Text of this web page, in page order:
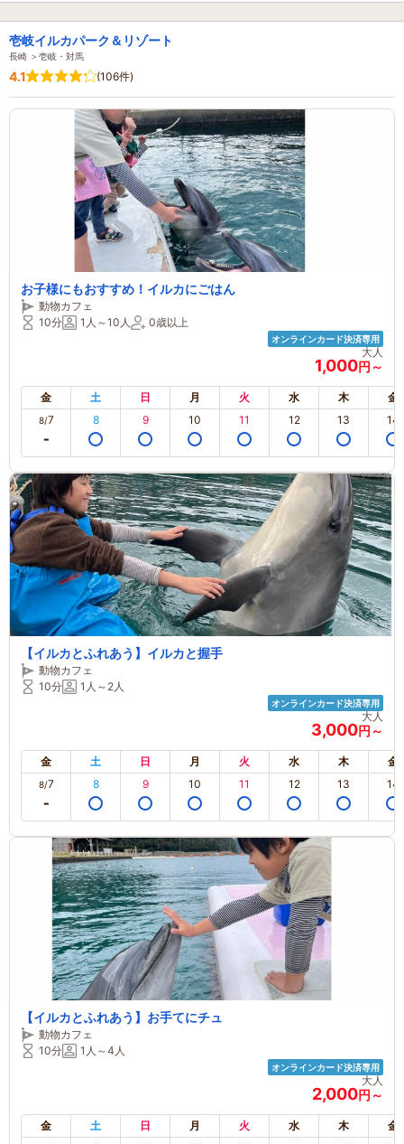
壱岐イルカパーク＆リゾート
長崎 ＞壱岐・対馬
4.1 (106件)
お子様にもおすすめ！イルカにごはん
動物カフェ
10分
1人～10人 0歳以上
オンラインカード決済専用
大人
1,000円～
金 土 日 月 火 水 木 金
8/7 8 9 10 11 12 13 14
【イルカとふれあう】イルカと握手
動物カフェ
10分
1人～2人
オンラインカード決済専用
大人
3,000円～
金 土 日 月 火 水 木 金
8/7 8 9 10 11 12 13 14
【イルカとふれあう】お手てにチュ
動物カフェ
10分
1人～4人
オンラインカード決済専用
大人
2,000円～
金 土 日 月 火 水 木 金